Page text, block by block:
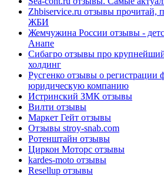
Zhbiservice.ru отзывы прочитай,
ЖБИ
Жемчужина России отзывы -
Анапе
Сибагро отзывы про
холдинг
Русгенко отзывы о регистрации
юридическую компанию
Истринский ЗМК отзывы
Вилти отзывы
Маркет Гейт отзывы
Отзывы stroy-snab.com
Ротенштайн отзывы
Циркон Моторс отзывы
kardes-moto отзывы
Resellup отзывы